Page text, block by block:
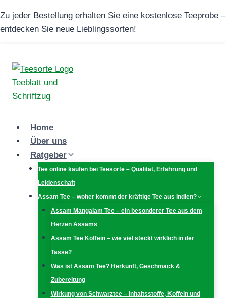
Inhalt
springen
Zu jeder Bestellung erhalten Sie eine kostenlose Teeprobe –
entdecken Sie neue Lieblingssorten!
Home
Über uns
Ratgeber
Tee online kaufen bei Teesorte – Qualität, Erfahrung und
Leidenschaft
Assam Tee – woher kommt der kräftige Tee aus Indien?
Assam Mangalam Tee – ein besonderer Tee aus dem
Herzen Assams
Assam Tee Koffein – wie viel steckt wirklich in der
Tasse?
Was ist Assam Tee? Herkunft, Geschmack &
Zubereitung
Wirkung von Schwarztee – Inhaltsstoffe, Koffein und